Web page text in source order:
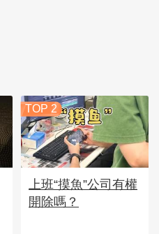
TOP 2
上班“摸魚”公司有權
開除嗎？